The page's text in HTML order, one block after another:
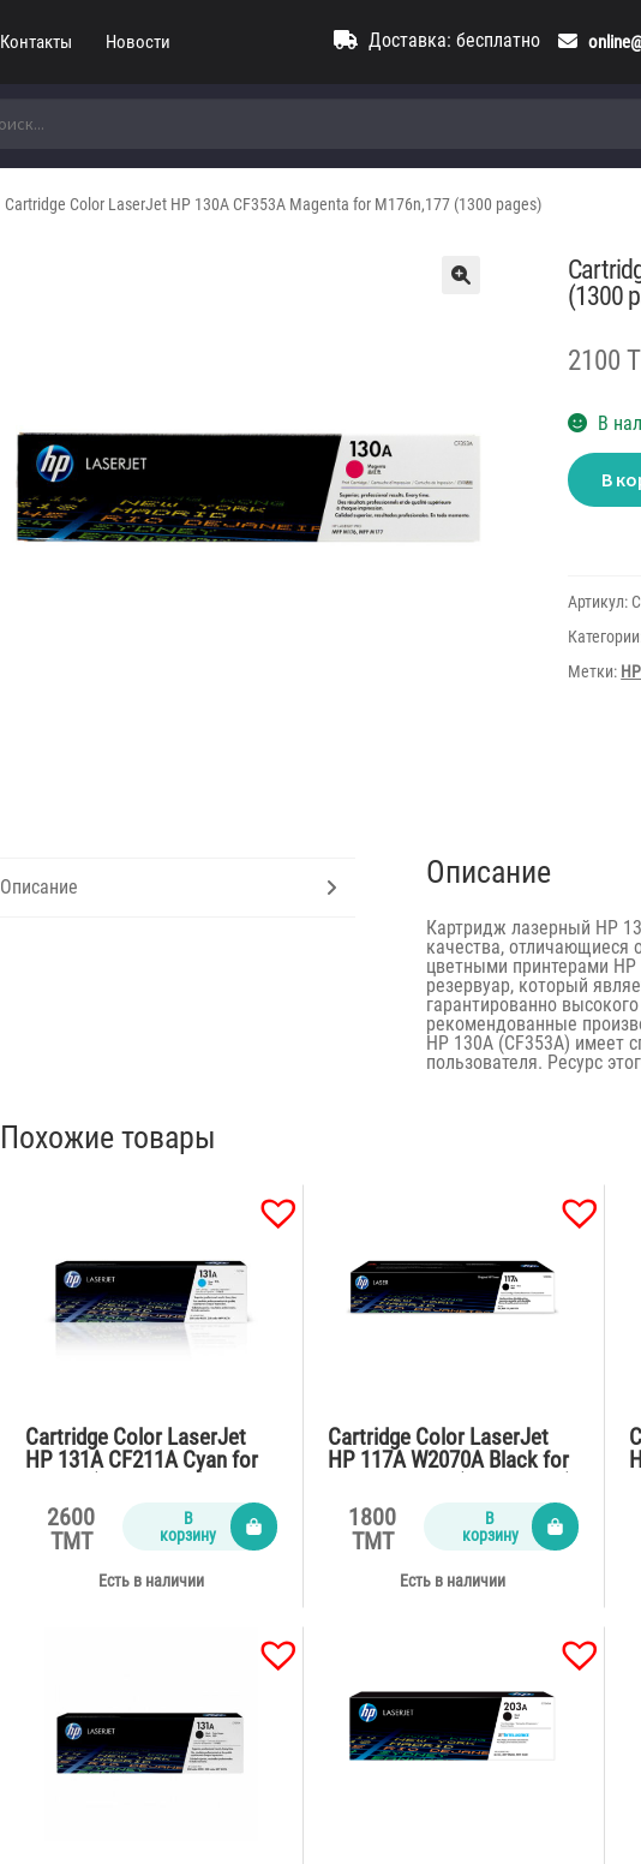
Контакты Новости Доставка: бесплатно
Cartridge Color LaserJet HP 130A CF353A Magenta for M176n,177 (1300 pages)
(1300
2100
В
товара
Cartridge
CF353A
Magenta
for
M176n,177
(1300
В
Артикул:
Метки:
Описание Описание
Картридж лазерный HP
качества, отличающиеся
цветными принтерами
резервуар, который
гарантированно
рекомендованные
HP 130A (CF353A) имеет
пользователя. Ресурс
Похожие товары
Cartridge Color LaserJet
HP 131A CF211A Cyan for
2600
TMT
В
корзину
Есть в наличии
Cartridge Color LaserJet
HP 117A W2070A Black for
1800
TMT
В
корзину
Есть в наличии